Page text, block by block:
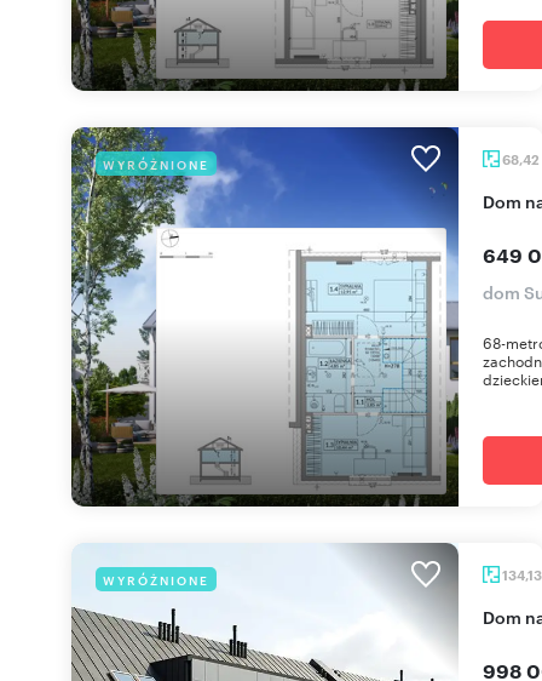
WYRÓŻNIONE 68,42
dom
649
dom
68-
WYRÓŻNIONE
dom
998